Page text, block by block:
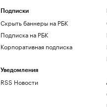
Подписки
Скрыть баннеры на РБК
Подписка на РБК
Корпоративная подписка
Уведомления
RSS Новости